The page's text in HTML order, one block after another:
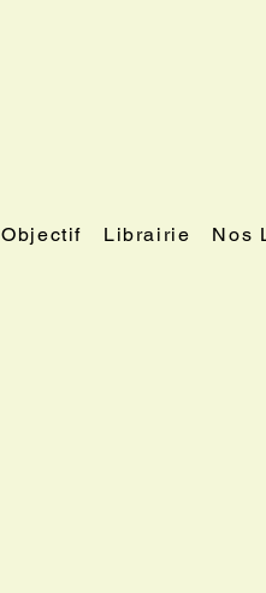
Objectif Librairie Nos